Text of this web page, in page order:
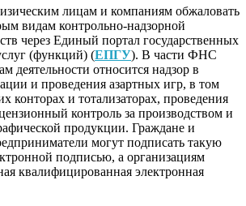
лицам и компаниям обжаловать
видам контрольно-надзорной
через Единый портал государственных
(функций) (ЕПГУ). В части ФНС
деятельности относится надзор в
и проведения азартных игр, в том
конторах и тотализаторах, проведения
контроль за производством и
продукции. Граждане и
могут подписать такую
подписью, а организациям
квалифицированная электронная